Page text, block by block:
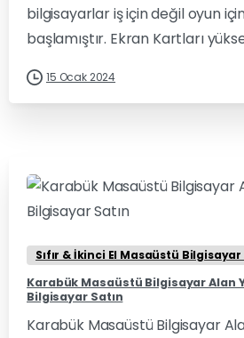
bilgisayarlar iş için değil oyun
başlamıştır. Ekran Kartları
15 Ocak 2024
Sıfır & İkinci El Masaüstü
Karabük Masaüstü Bilgisayar Alan
Bilgisayar Satın
Karabük Masaüstü Bilgisayar